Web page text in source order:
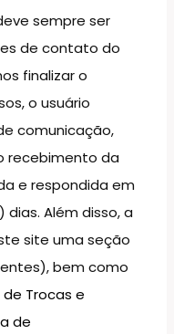
sempre ser
de contato do
finalizar o
o usuário
comunicação,
recebimento da
e respondida em
Além disso, a
site uma seção
bem como
Trocas e
de